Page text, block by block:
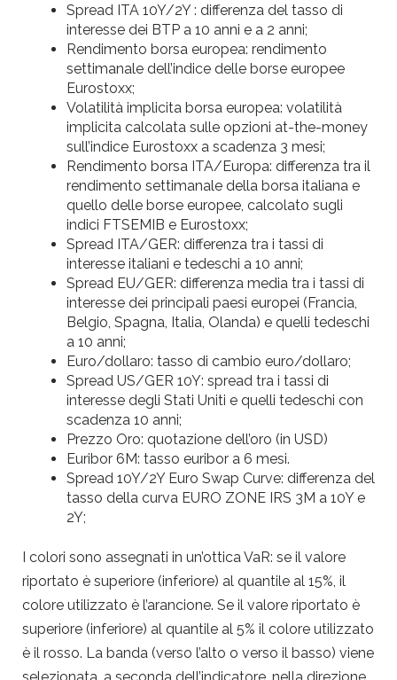
Spread ITA 10Y/2Y : differenza del tasso di
interesse dei BTP a 10 anni e a 2 anni;
Rendimento borsa europea: rendimento
settimanale dell’indice delle borse europee
Eurostoxx;
Volatilità implicita borsa europea: volatilità
implicita calcolata sulle opzioni at-the-money
sull’indice Eurostoxx a scadenza 3 mesi;
Rendimento borsa ITA/Europa: differenza tra il
rendimento settimanale della borsa italiana e
quello delle borse europee, calcolato sugli
indici FTSEMIB e Eurostoxx;
Spread ITA/GER: differenza tra i tassi di
interesse italiani e tedeschi a 10 anni;
Spread EU/GER: differenza media tra i tassi di
interesse dei principali paesi europei (Francia,
Belgio, Spagna, Italia, Olanda) e quelli tedeschi
a 10 anni;
Euro/dollaro: tasso di cambio euro/dollaro;
Spread US/GER 10Y: spread tra i tassi di
interesse degli Stati Uniti e quelli tedeschi con
scadenza 10 anni;
Prezzo Oro: quotazione dell’oro (in USD)
Euribor 6M: tasso euribor a 6 mesi.
Spread 10Y/2Y Euro Swap Curve: differenza del
tasso della curva EURO ZONE IRS 3M a 10Y e
2Y;
I colori sono assegnati in un’ottica VaR: se il valore
riportato è superiore (inferiore) al quantile al 15%, il
colore utilizzato è l’arancione. Se il valore riportato è
superiore (inferiore) al quantile al 5% il colore utilizzato
è il rosso. La banda (verso l’alto o verso il basso) viene
selezionata, a seconda dell’indicatore, nella direzione